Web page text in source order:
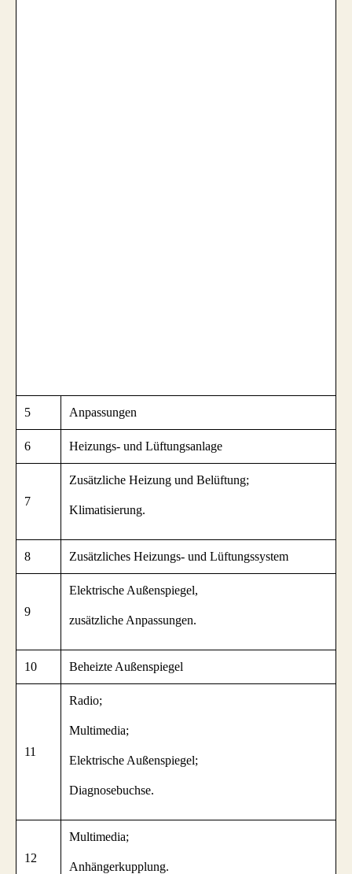
5 Anpassungen
6 Heizungs- und Lüftungsanlage
7
Zusätzliche Heizung und Belüftung;
Klimatisierung.
8 Zusätzliches Heizungs- und Lüftungssystem
9
Elektrische Außenspiegel,
zusätzliche Anpassungen.
10 Beheizte Außenspiegel
11
Radio;
Multimedia;
Elektrische Außenspiegel;
Diagnosebuchse.
12
Multimedia;
Anhängerkupplung.